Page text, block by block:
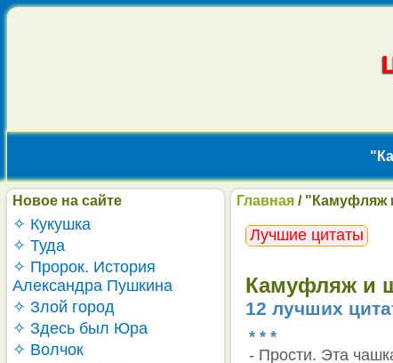
Новое на сайте
✧ Кукушка
✧ Туда
✧ Пророк. История
Александра Пушкина
✧ Злой город
✧ Здесь был Юра
✧ Волчок
Главная / "Камуфляж
Лучшие цитаты
Камуфляж и
12 лучших
* * *
- Прости. Эта